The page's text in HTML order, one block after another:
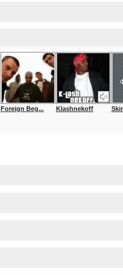
Foreign Beg... Klashnekoff